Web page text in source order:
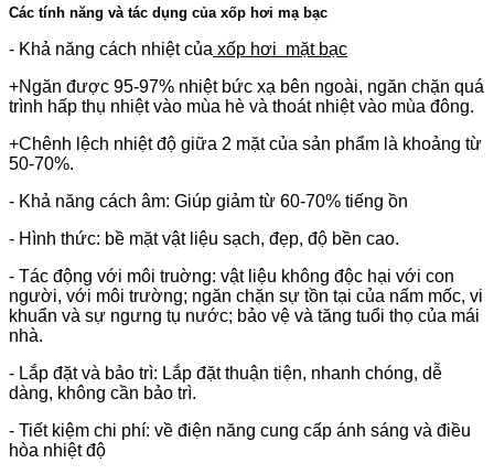
Các tính năng và tác dụng của xốp hơi mạ bạc
- Khả năng cách nhiệt của xốp hơi mặt bạc
+Ngăn được 95-97% nhiệt bức xạ bên ngoài, ngăn chặn quá
trình hấp thụ nhiệt vào mùa hè và thoát nhiệt vào mùa đông.
+Chênh lệch nhiệt độ giữa 2 mặt của sản phẩm là khoảng từ
50-70%.
- Khả năng cách âm: Giúp giảm từ 60-70% tiếng ồn
- Hình thức: bề mặt vật liệu sạch, đẹp, độ bền cao.
- Tác động với môi truờng: vật liệu không độc hại với con
người, với môi trường; ngăn chặn sự tồn tại của nấm mốc, vi
khuẩn và sự ngưng tụ nước; bảo vệ và tăng tuổi thọ của mái
nhà.
- Lắp đặt và bảo trì: Lắp đặt thuận tiện, nhanh chóng, dễ
dàng, không cần bảo trì.
- Tiết kiệm chi phí: về điện năng cung cấp ánh sáng và điều
hòa nhiệt độ